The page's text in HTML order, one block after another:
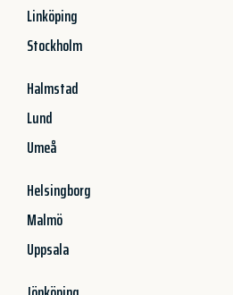
Linköping
Stockholm
Halmstad
Lund
Umeå
Helsingborg
Malmö
Uppsala